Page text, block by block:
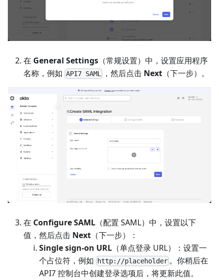
在 General Settings （常规设置）中，设置应用程序
名称，例如 API7 SAML ，然后点击 Next （下一步）。
在 Configure SAML （配置 SAML）中，设置以下
值，然后点击 Next （下一步）：
Single sign-on URL （单点登录 URL）：设置一
个占位符，例如
http://placeholder 。你稍后在
API7 控制台中创建登录选项后，将更新此值。